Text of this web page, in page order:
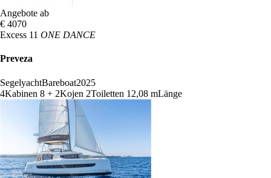
Angebote ab
€ 4070
Excess 11 ONE DANCE
Preveza
SegelyachtBareboat2025
4Kabinen 8 + 2Kojen 2Toiletten 12,08 mLänge